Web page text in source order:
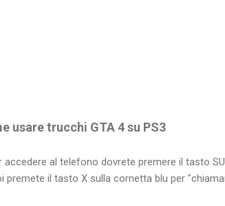
usare trucchi GTA 4 su PS3
accedere al telefono dovrete premere il tasto
il tasto X sulla cornetta blu per